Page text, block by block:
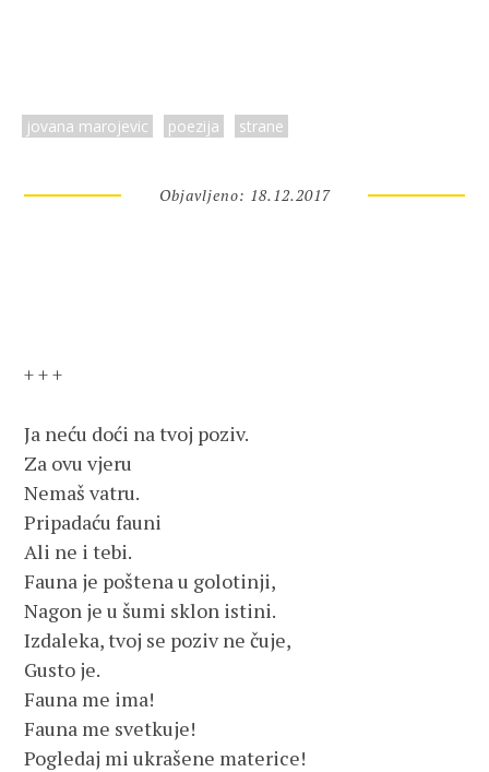
jovana marojevic poezija strane
Objavljeno: 18.12.2017
+ + +
Ja neću doći na tvoj poziv.
Za ovu vjeru
Nemaš vatru.
Pripadaću fauni
Ali ne i tebi.
Fauna je poštena u golotinji,
Nagon je u šumi sklon istini.
Izdaleka, tvoj se poziv ne čuje,
Gusto je.
Fauna me ima!
Fauna me svetkuje!
Pogledaj mi ukrašene materice!